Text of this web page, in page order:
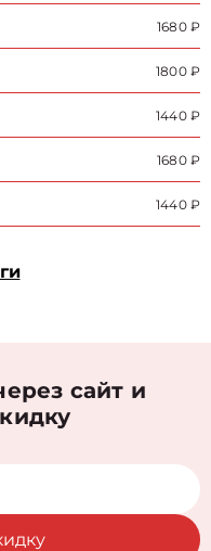
1680 ₽
1800 ₽
1440 ₽
1680 ₽
1440 ₽
сайт и